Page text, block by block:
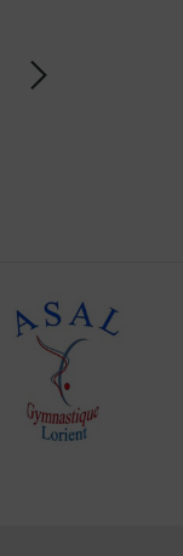
ASAL
Gymnastique